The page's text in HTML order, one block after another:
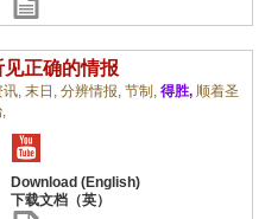
正确的情报
讯, 末日, 分辨情报, 节制, 得胜, 顺着圣